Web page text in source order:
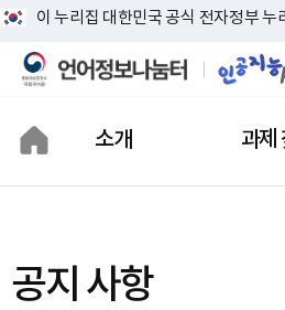
이 누리집 대한민국 공식 전자정부 누
소개
상징 소개
과제
공지 사항